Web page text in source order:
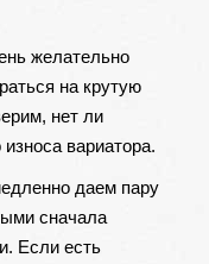
желательно
на крутую
нет ли
вариатора.
даем пару
сначала
Если есть